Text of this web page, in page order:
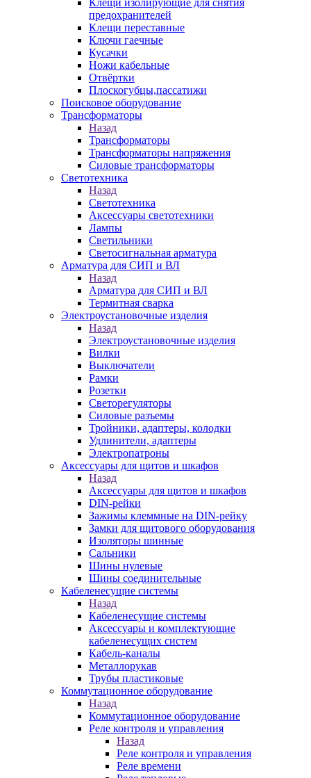
Клещи изолирующие для снятия
предохранителей
Клещи переставные
Ключи гаечные
Кусачки
Ножи кабельные
Отвёртки
Плоскогубцы,пассатижи
Поисковое оборудование
Трансформаторы
Назад
Трансформаторы
Трансформаторы напряжения
Силовые трансформаторы
Светотехника
Назад
Светотехника
Аксессуары светотехники
Лампы
Светильники
Светосигнальная арматура
Арматура для СИП и ВЛ
Назад
Арматура для СИП и ВЛ
Термитная сварка
Электроустановочные изделия
Назад
Электроустановочные изделия
Вилки
Выключатели
Рамки
Розетки
Светорегуляторы
Силовые разъемы
Тройники, адаптеры, колодки
Удлинители, адаптеры
Электропатроны
Аксессуары для щитов и шкафов
Назад
Аксессуары для щитов и шкафов
DIN-рейки
Зажимы клеммные на DIN-рейку
Замки для щитового оборудования
Изоляторы шинные
Сальники
Шины нулевые
Шины соединительные
Кабеленесущие системы
Назад
Кабеленесущие системы
Аксессуары и комплектующие
кабеленесущих систем
Кабель-каналы
Металлорукав
Трубы пластиковые
Коммутационное оборудование
Назад
Коммутационное оборудование
Реле контроля и управления
Назад
Реле контроля и управления
Реле времени